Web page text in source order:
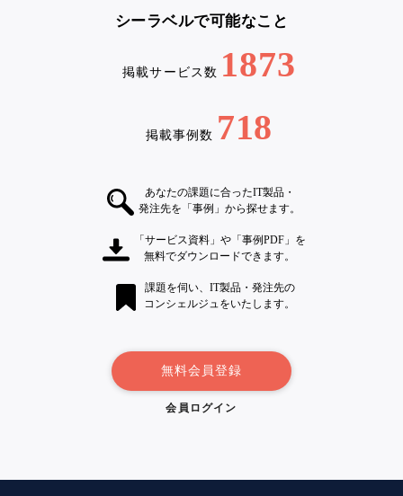
シーラベルで可能なこと
掲載サービス数 1873
掲載事例数 718
あなたの課題に合ったIT製品・
発注先を「事例」から探せます。
「サービス資料」や「事例PDF」を
無料でダウンロードできます。
課題を伺い、IT製品・発注先の
コンシェルジュをいたします。
無料会員登録
会員ログイン